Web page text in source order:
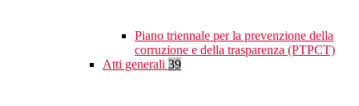
Piano triennale per la prevenzione della
corruzione e della trasparenza (PTPCT)
Atti generali 39